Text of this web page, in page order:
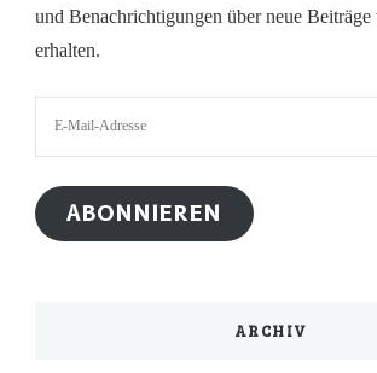
und Benachrichtigungen über neue
erhalten.
ABONNIEREN
ARCHIV